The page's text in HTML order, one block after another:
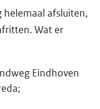
helemaal afsluiten,
Wat er
Eindhoven